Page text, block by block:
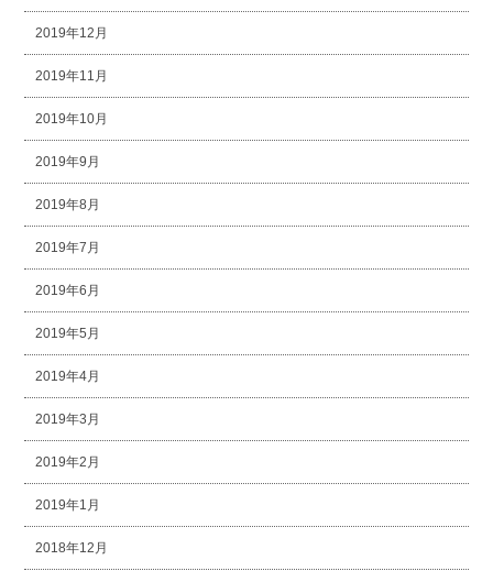
2019年12月
2019年11月
2019年10月
2019年9月
2019年8月
2019年7月
2019年6月
2019年5月
2019年4月
2019年3月
2019年2月
2019年1月
2018年12月